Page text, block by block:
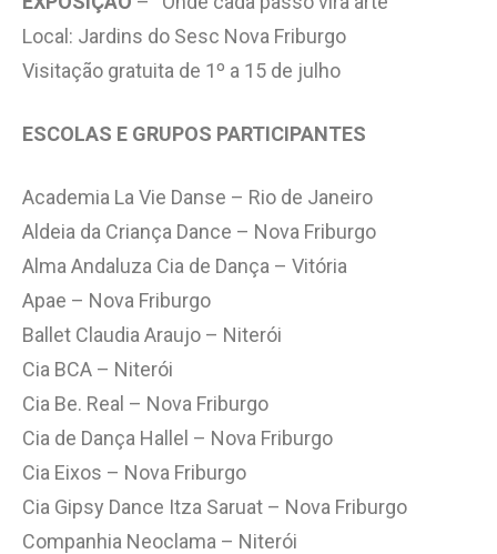
Local: Jardins do Sesc Nova Friburgo
Visitação gratuita de 1º a 15 de julho
ESCOLAS E GRUPOS PARTICIPANTES
Academia La Vie Danse – Rio de Janeiro
Aldeia da Criança Dance – Nova Friburgo
Alma Andaluza Cia de Dança – Vitória
Apae – Nova Friburgo
Ballet Claudia Araujo – Niterói
Cia BCA – Niterói
Cia Be. Real – Nova Friburgo
Cia de Dança Hallel – Nova Friburgo
Cia Eixos – Nova Friburgo
Cia Gipsy Dance Itza Saruat – Nova Friburgo
Companhia Neoclama – Niterói